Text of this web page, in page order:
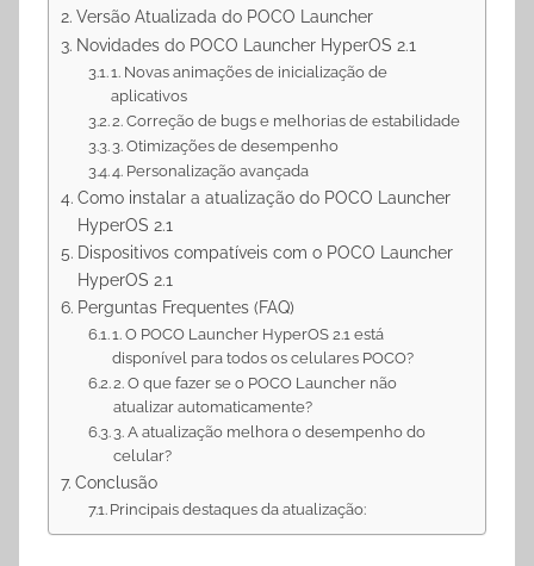
Versão Atualizada do POCO Launcher
Novidades do POCO Launcher HyperOS 2.1
1. Novas animações de inicialização de
aplicativos
2. Correção de bugs e melhorias de estabilidade
3. Otimizações de desempenho
4. Personalização avançada
Como instalar a atualização do POCO Launcher
HyperOS 2.1
Dispositivos compatíveis com o POCO Launcher
HyperOS 2.1
Perguntas Frequentes (FAQ)
1. O POCO Launcher HyperOS 2.1 está
disponível para todos os celulares POCO?
2. O que fazer se o POCO Launcher não
atualizar automaticamente?
3. A atualização melhora o desempenho do
celular?
Conclusão
Principais destaques da atualização: